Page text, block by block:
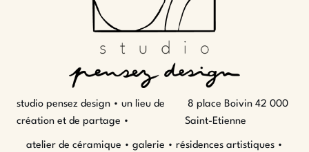
studio pensez design • un lieu de
création et de partage •
8 place Boivin 42 000
Saint-Etienne
atelier de céramique • galerie • résidences artistiques •